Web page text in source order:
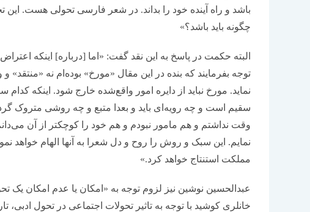
باشد و راه آینده خود را بداند. در شعر فارسی تحولی هست.
چگونه باید باشد؟»
البته حکمت در پاسخ‌ به این نقد گفت: «اما [درباره] اینکه
توجه بفرمایند که بنده در این مقال «مورخ» بوده‌ام نه
نماید. مورخ نباید از دایره امور واقع‌شده خارج شود. اینکه
سقیم است و چه رویه‌ای باید و بعدا متبع و چه روشی متروک
وقت نداشتم و هم مامور نبودم و هم خود را کوچکتر از آن
نمایم. این سبک و روش را روح و دل شعرا به آنها الهام خواهد
مملکت استنتاج خواهد کرد.»
عبدالحسین نوشین نیز لزوم توجه به «امکان یا عدم امکان یک
خانلری کوشید با توجه به تاثیر تحولات اجتماعی در تحول ادبی،